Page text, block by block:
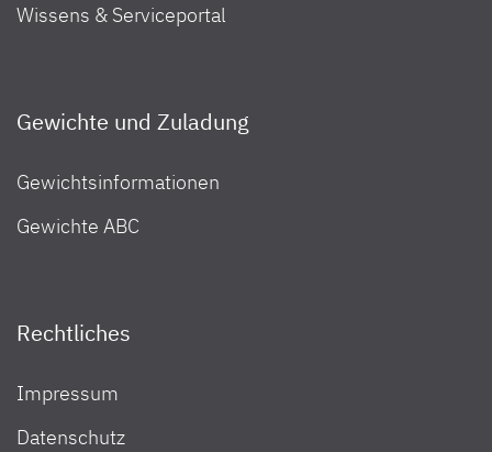
Wissens & Serviceportal
Gewichte und Zuladung
Gewichtsinformationen
Gewichte ABC
Rechtliches
Impressum
Datenschutz